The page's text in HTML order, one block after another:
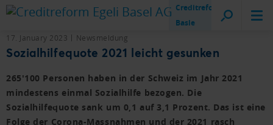
Creditreform
Basle
17. January 2023 Newsmeldung
Sozialhilfequote 2021 leicht gesunken
265'100 Personen haben in der Schweiz im Jahr 2021
mindestens einmal Sozialhilfe bezogen. Die
Sozialhilfequote sank um 0,1 auf 3,1 Prozent. Das ist eine
Folge der Corona-Massnahmen und der 2021 rasch